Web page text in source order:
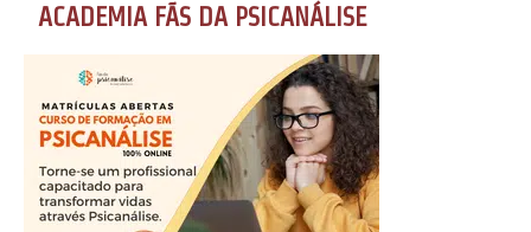
ACADEMIA FÃS DA PSICANÁLISE